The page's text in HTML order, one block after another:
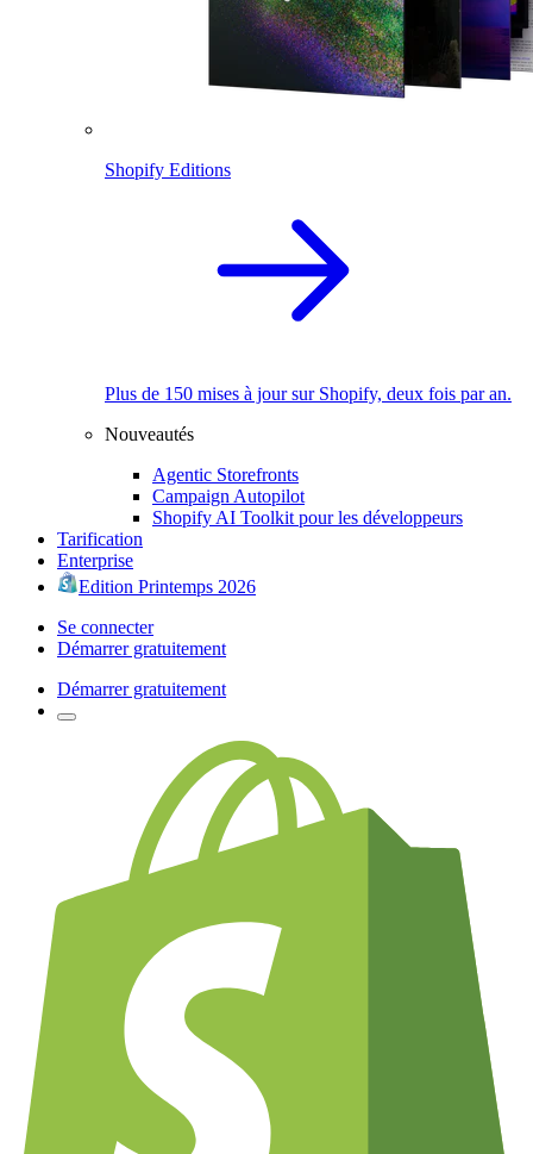
Shopify Editions
Plus de 150 mises à jour sur Shopify, deux fois par an.
Nouveautés
Agentic Storefronts
Campaign Autopilot
Shopify AI Toolkit pour les développeurs
Tarification
Enterprise
Edition Printemps 2026
Se connecter
Démarrer gratuitement
Démarrer gratuitement